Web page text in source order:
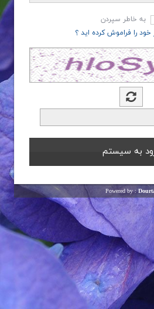
به خاطر سپردن
خود را فراموش کرده اید ؟
Powered by :